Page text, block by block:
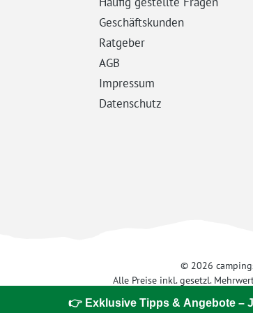
Geschäftskunden
Ratgeber
AGB
Impressum
Datenschutz
© 2026
Alle Preise inkl. gesetzl.
👉 Exklusive Tipps & Angebote –